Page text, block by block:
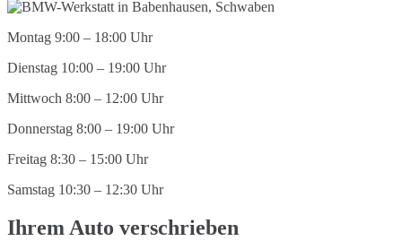
Montag 9:00 – 18:00 Uhr
Dienstag 10:00 – 19:00 Uhr
Mittwoch 8:00 – 12:00 Uhr
Donnerstag 8:00 – 19:00 Uhr
Freitag 8:30 – 15:00 Uhr
Samstag 10:30 – 12:30 Uhr
Ihrem Auto verschrieben